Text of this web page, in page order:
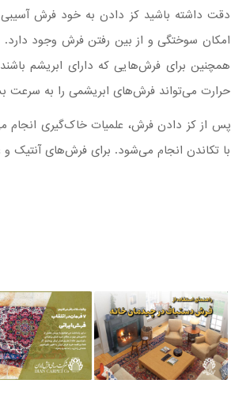
دقت داشته باشید کز دادن به خود فرش آسیبی
امکان سوختگی و از بین رفتن فرش وجود
همچنین برای فرش‌هایی که دارای ابریشم
حرارت می‌تواند فرش‌های ابریشمی را به سرعت
پس از کز دادن فرش، علمیات خاک‌گیری انجام
با تکاندن انجام می‌شود. برای فرش‌های آنتیک